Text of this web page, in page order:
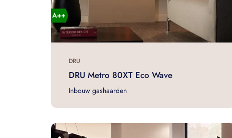
DRU
DRU Metro 80XT Eco Wave
Inbouw gashaarden